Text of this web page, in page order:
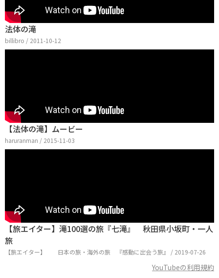
法体の滝
billibro / 2011-10-12
【法体の滝】ムービー
haruranman / 2015-11-03
【旅エイター】滝100選の旅『七滝』 秋田県小坂町・一人
旅
【旅エイター】 日本の旅・海外の旅 『感動に出会う旅』 / 2019-07-26
YouTubeの利用規約